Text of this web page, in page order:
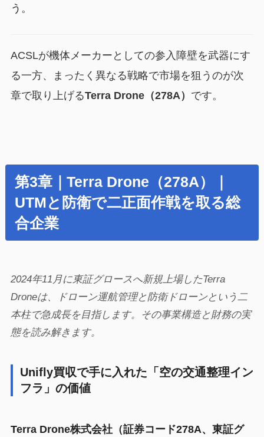
う。
ACSLが機体メーカーとしての参入障壁を武器にす
る一方、まったく異なる戦略で市場を狙うのが次
章で取り上げるTerra Drone（278A） です。
第3章｜Terra Drone（278A）｜
UTMと防衛で二正面作戦を取る総
合企業
2024年11月に東証グロースへ新規上場したTerra
Droneは、ドローン運航管理と防衛ドローンという二
本柱で急成長を目指します。その事業構造と財務の実
態を読み解きます。
Unifly買収で手に入れた「空の交通整理イン
フラ」の価値
Terra Drone株式会社（証券コード278A、東証グ